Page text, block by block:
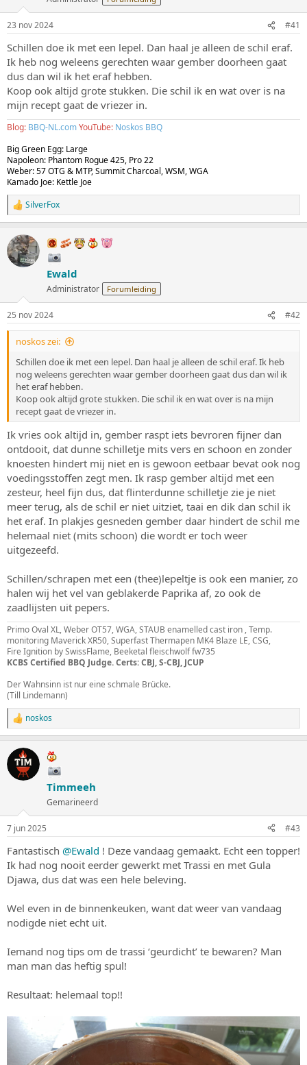
s
a
r
t
e
r
23 nov 2024 #41
Schillen doe ik met een lepel. Dan haal je alleen de schil eraf.
Ik heb nog weleens gerechten waar gember doorheen gaat
dus dan wil ik het eraf hebben.
Koop ook altijd grote stukken. Die schil ik en wat over is na
mijn recept gaat de vriezer in.
Blog: BBQ-NL.comYouTube: Noskos BBQ
Big Green Egg: Large
Napoleon: Phantom Rogue 425, Pro 22
Weber: 57 OTG & MTP, Summit Charcoal, WSM, WGA
Kamado Joe: Kettle Joe
W
a
r
d
e
e
n
SilverFox
Ewald
Administrator Forumleiding
25 nov 2024 #42
noskos zei:
Schillen doe ik met een lepel. Dan haal je alleen de schil eraf. Ik heb
nog weleens gerechten waar gember doorheen gaat dus dan wil ik
het eraf hebben.
Koop ook altijd grote stukken. Die schil ik en wat over is na mijn
recept gaat de vriezer in.
Ik vries ook altijd in, gember raspt iets bevroren fijner dan
ontdooit, dat dunne schilletje mits vers en schoon en zonder
knoesten hindert mij niet en is gewoon eetbaar bevat ook nog
voedingsstoffen zegt men. Ik rasp gember altijd met een
zesteur, heel fijn dus, dat flinterdunne schilletje zie je niet
meer terug, als de schil er niet uitziet, taai en dik dan schil ik
het eraf. In plakjes gesneden gember daar hindert de schil me
helemaal niet (mits schoon) die wordt er toch weer
uitgezeefd.
Schillen/schrapen met een (thee)lepeltje is ook een manier, zo
halen wij het vel van geblakerde Paprika af, zo ook de
zaadlijsten uit pepers.
Primo Oval XL, Weber OT57, WGA, STAUB enamelled cast iron , Temp.
monitoring Maverick XR50, Superfast Thermapen MK4 Blaze LE, CSG,
Fire Ignition by SwissFlame, Beeketal fleischwolf fw735
KCBS Certified BBQ Judge. Certs: CBJ, S-CBJ, JCUP
Der Wahnsinn ist nur eine schmale Brücke.
(Till Lindemann)
W
a
r
d
e
e
:
noskos
Timmeeh
Gemarineerd
7 jun 2025 #43
Fantastisch @Ewald ! Deze vandaag gemaakt. Echt een topper!
Ik had nog nooit eerder gewerkt met Trassi en met Gula
Djawa, dus dat was een hele beleving.
Wel even in de binnenkeuken, want dat weer van vandaag
nodigde niet echt uit.
Iemand nog tips om de trassi ‘geurdicht’ te bewaren? Man
man man das heftig spul!
Resultaat: helemaal top!!